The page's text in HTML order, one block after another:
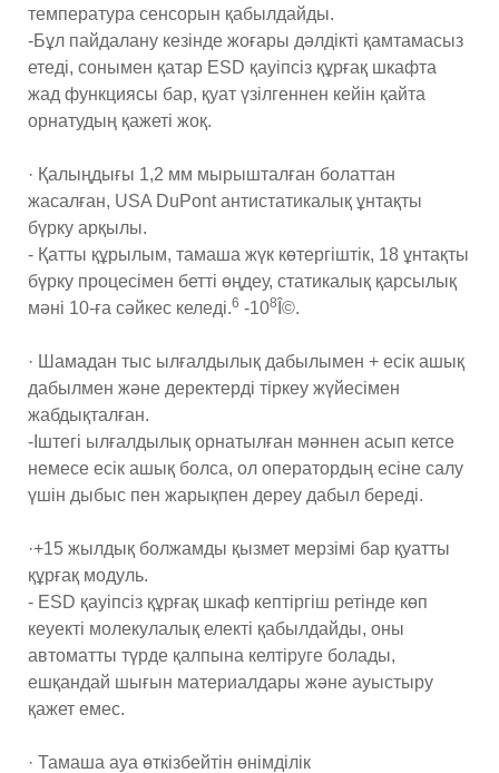
температура сенсорын қабылдайды.
-Бұл пайдалану кезінде жоғары дәлдікті қамтамасыз
етеді, сонымен қатар ESD қауіпсіз құрғақ шкафта
жад функциясы бар, қуат үзілгеннен кейін қайта
орнатудың қажеті жоқ.
· Қалыңдығы 1,2 мм мырышталған болаттан
жасалған, USA DuPont антистатикалық ұнтақты
бүрку арқылы.
- Қатты құрылым, тамаша жүк көтергіштік, 18 ұнтақты
бүрку процесімен бетті өңдеу, статикалық қарсылық
мәні 10-ға сәйкес келеді.6 -108 Î©.
· Шамадан тыс ылғалдылық дабылымен + есік ашық
дабылмен және деректерді тіркеу жүйесімен
жабдықталған.
-Іштегі ылғалдылық орнатылған мәннен асып кетсе
немесе есік ашық болса, ол оператордың есіне салу
үшін дыбыс пен жарықпен дереу дабыл береді.
·+15 жылдық болжамды қызмет мерзімі бар қуатты
құрғақ модуль.
- ESD қауіпсіз құрғақ шкаф кептіргіш ретінде көп
кеуекті молекулалық електі қабылдайды, оны
автоматты түрде қалпына келтіруге болады,
ешқандай шығын материалдары және ауыстыру
қажет емес.
· Тамаша ауа өткізбейтін өнімділік